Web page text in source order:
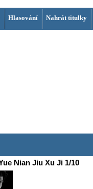
Hlasování Nahrát titulky
Nian Jiu Xu Ji 1/10